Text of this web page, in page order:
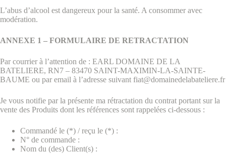
L’abus d’alcool est dangereux pour la santé. A consommer avec
modération.
ANNEXE 1 – FORMULAIRE DE RETRACTATION
Par courrier à l’attention de : EARL DOMAINE DE LA
BATELIERE, RN7 – 83470 SAINT-MAXIMIN-LA-SAINTE-
BAUME ou par email à l’adresse suivant fiat@domainedelabateliere.fr
Je vous notifie par la présente ma rétractation du contrat portant sur la
vente des Produits dont les références sont rappelées ci-dessous :
Commandé le (*) / reçu le (*) :
N° de commande :
Nom du (des) Client(s) :